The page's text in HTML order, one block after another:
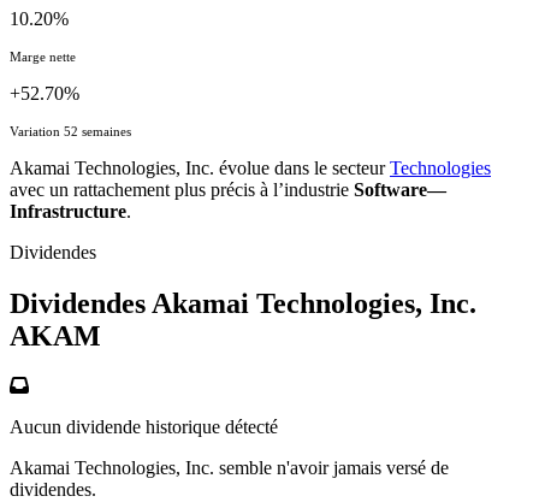
10.20%
Marge nette
+52.70%
Variation 52 semaines
Akamai Technologies, Inc. évolue dans le secteurTechnologies
avec un rattachement plus précis à l’industrie Software—
Infrastructure.
Dividendes
Dividendes Akamai Technologies, Inc.
AKAM
Aucun dividende historique détecté
Akamai Technologies, Inc. semble n'avoir jamais versé de
dividendes.